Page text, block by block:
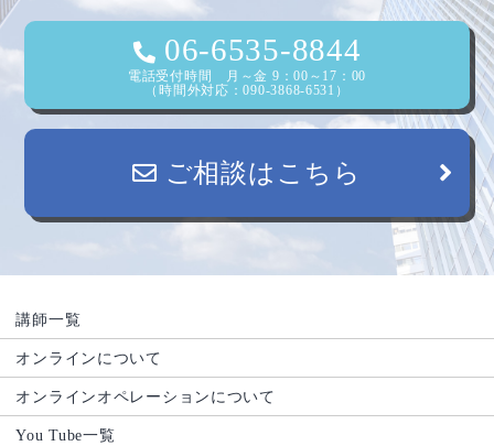
06-6535-8844
電話受付時間 月～金 9：00～17：00
（時間外対応：090-3868-6531）
ご相談はこちら
講師一覧
オンラインについて
オンラインオペレーションについて
You Tube一覧